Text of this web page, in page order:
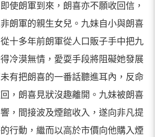
使朗軍到來，朗喜亦不願收回信，
朗軍的親生女兒。九妹自小與朗喜
十多年前朗軍從人口販子手中把九
冷漠無情，愛耍手段將阻礙她發展
有把朗喜的一番話聽進耳內，反命
，朗喜見狀沒趣離開。九妹被朗喜
，間接波及煙館收入，遂向非凡提
行動，繼而以高於市價向他購入煙